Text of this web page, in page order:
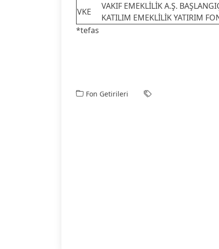
VKE
VAKIF EMEKLİLİK A.Ş.
KATILIM EMEKLİLİK YATIRIM
*tefas
Fon Getirileri